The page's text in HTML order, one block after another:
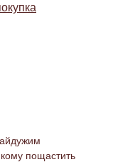
кому пощастить